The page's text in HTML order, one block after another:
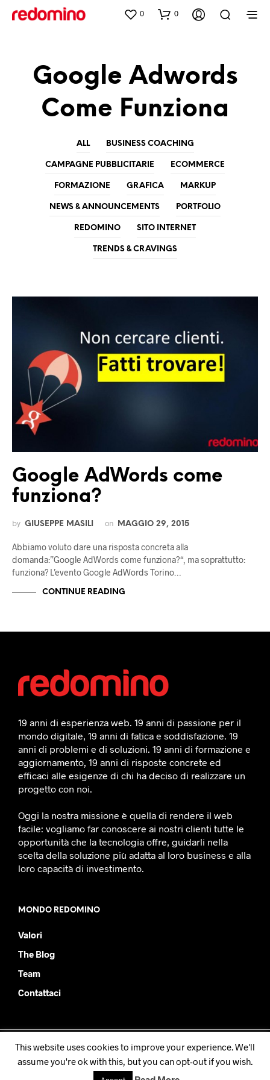
0 0
Google Adwords
Come Funziona
ALL BUSINESS COACHING
CAMPAGNE PUBBLICITARIE ECOMMERCE
FORMAZIONE GRAFICA MARKUP
NEWS & ANNOUNCEMENTS PORTFOLIO
REDOMINO SITO INTERNET
TRENDS & CRAVINGS
Google AdWords come
funziona?
by GIUSEPPE MASILI on MAGGIO 29, 2015
Abbiamo voluto dare una risposta concreta alla
domanda:”Google AdWords come funziona?“, ma soprattutto:
funziona? L’evento Google AdWords Torino…
CONTINUE READING
19 anni di esperienza web. 19 anni di passione per il
mondo digitale, 19 anni di fatica e soddisfazione. 19
anni di problemi e di soluzioni. 19 anni di formazione e
aggiornamento, 19 anni di risposte concrete ed
efficaci alle esigenze di chi ha deciso di realizzare un
progetto con noi.
Oggi la nostra missione è quella di rendere il web
facile: vogliamo far conoscere ai nostri clienti tutte le
opportunità che la tecnologia offre, guidarli nella
scelta della soluzione più adatta al loro business e alla
loro capacità di investimento.
MONDO REDOMINO
Valori
The Blog
Team
Contattaci
Redomino SRL - PIVA IT08877930019
This website uses cookies to improve your experience. We'll
assume you're ok with this, but you can opt-out if you wish.